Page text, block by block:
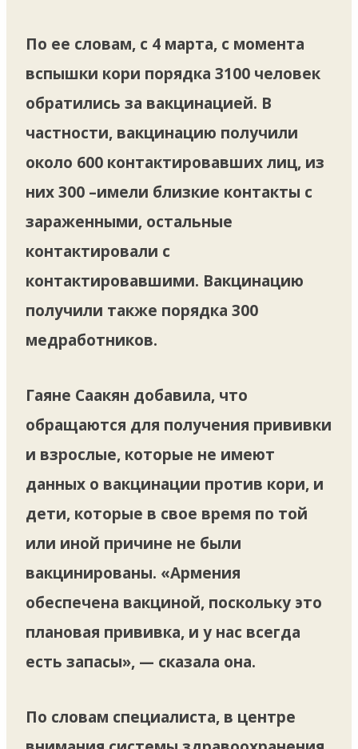
По ее словам, с 4 марта, с момента
вспышки кори порядка 3100 человек
обратились за вакцинацией. В
частности, вакцинацию получили
около 600 контактировавших лиц, из
них 300 –имели близкие контакты с
зараженными, остальные
контактировали с
контактировавшими. Вакцинацию
получили также порядка 300
медработников.
Гаяне Саакян добавила, что
обращаются для получения прививки
и взрослые, которые не имеют
данных о вакцинации против кори, и
дети, которые в свое время по той
или иной причине не были
вакцинированы. «Армения
обеспечена вакциной, поскольку это
плановая прививка, и у нас всегда
есть запасы», — сказала она.
По словам специалиста, в центре